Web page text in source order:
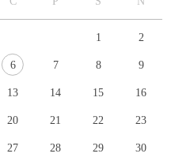
1 2
6 7 8 9
13 14 15 16
20 21 22 23
27 28 29 30